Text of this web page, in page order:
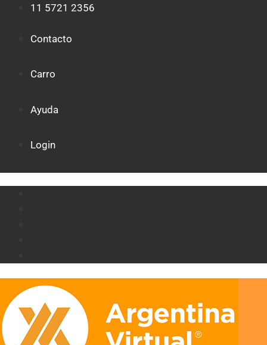
contenido
11 5721 2356
Contacto
Carro
Ayuda
Login